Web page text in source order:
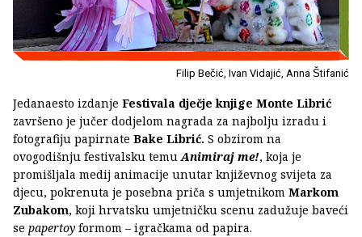
Filip Bečić, Ivan Vidajić, Anna Štifanić
Jedanaesto izdanje Festivala dječje knjige Monte Librić
završeno je jučer dodjelom nagrada za najbolju izradu i
fotografiju papirnate Bake Librić. S obzirom na
ovogodišnju festivalsku temuAnimiraj me!, koja je
promišljala medij animacije unutar književnog svijeta za
djecu, pokrenuta je posebna priča s umjetnikom Markom
Zubakom, koji hrvatsku umjetničku scenu zadužuje baveći
se papertoy formom – igračkama od papira.